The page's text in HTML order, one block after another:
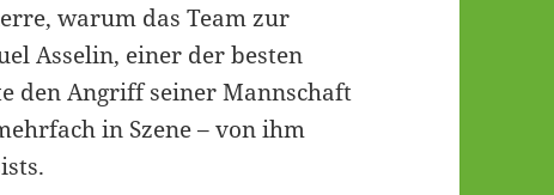
warum das Team zur
Asselin, einer der besten
den Angriff seiner Mannschaft
in Szene – von ihm